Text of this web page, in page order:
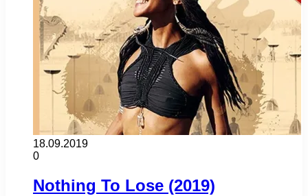
18.09.2019
0
Nothing To Lose (2019)